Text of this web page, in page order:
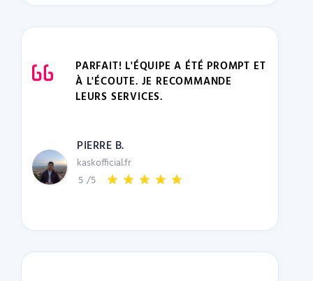
PARFAIT! L'ÉQUIPE A ÉTÉ PROMPT ET
À L'ÉCOUTE. JE RECOMMANDE
LEURS SERVICES.
PIERRE B.
kaskofficial.fr
5 /5